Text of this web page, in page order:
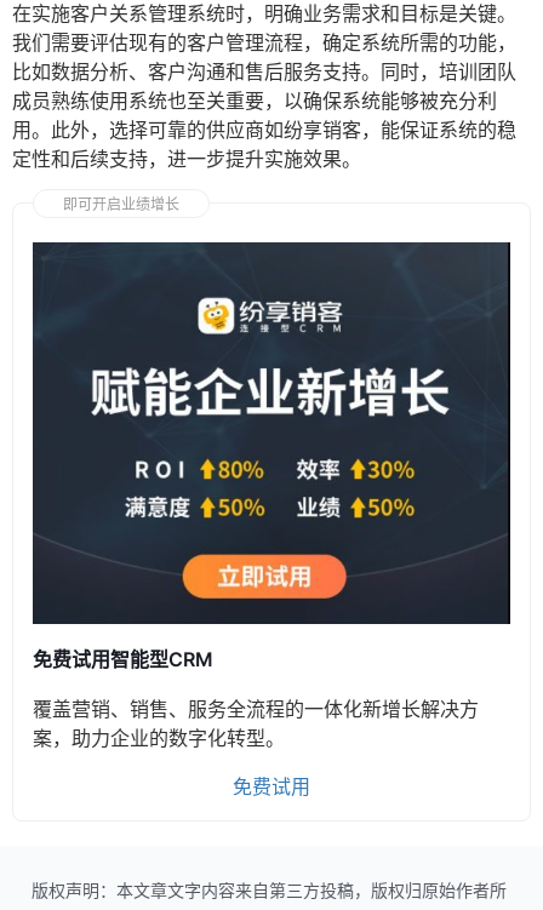
在实施客户关系管理系统时，明确业务需求和目标是关键。
我们需要评估现有的客户管理流程，确定系统所需的功能，
比如数据分析、客户沟通和售后服务支持。同时，培训团队
成员熟练使用系统也至关重要，以确保系统能够被充分利
用。此外，选择可靠的供应商如纷享销客，能保证系统的稳
定性和后续支持，进一步提升实施效果。
即可开启业绩增长
免费试用智能型CRM
覆盖营销、销售、服务全流程的一体化新增长解决方
案，助力企业的数字化转型。
免费试用
版权声明：本文章文字内容来自第三方投稿，版权归原始作者所